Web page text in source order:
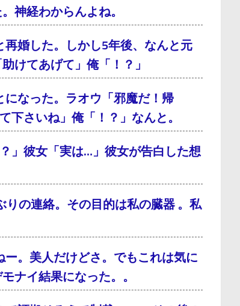
神経わからんよね。
婚した。しかし5年後、なんと元
てあげて」俺「！？」
なった。ラオウ「邪魔だ！帰
さいね」俺「！？」なんと。
」彼女「実は…」彼女が告白した想
の連絡。その目的は私の臓器 。私
。美人だけどさ。でもこれは気に
イ結果になった。。